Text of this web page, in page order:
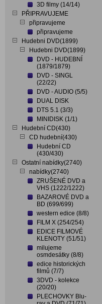
3D filmy (14/14)
PŘIPRAVUJEME
připravujeme
připravujeme
Hudebni DVD(1899)
Hudebni DVD(1899)
DVD - HUDEBNÍ
(1879/1879)
DVD - SINGL
(22/22)
DVD - AUDIO (5/5)
DUAL DISK
DTS 5.1 (3/3)
MINIDISK (1/1)
Hudební CD(430)
CD hudební(430)
Hudební CD
(430/430)
Ostatní nabídky(2740)
nabídky(2740)
ZRUŠENÉ DVD a
VHS (1222/1222)
BAZAROVÉ DVD a
BD (699/699)
western edice (8/8)
FILM X (254/254)
EDICE FILMOVÉ
KLENOTY (51/51)
milujeme
osmdesátky (8/8)
edice historických
filmů (7/7)
3DVD - kolekce
(20/20)
PLECHOVKY Blu-